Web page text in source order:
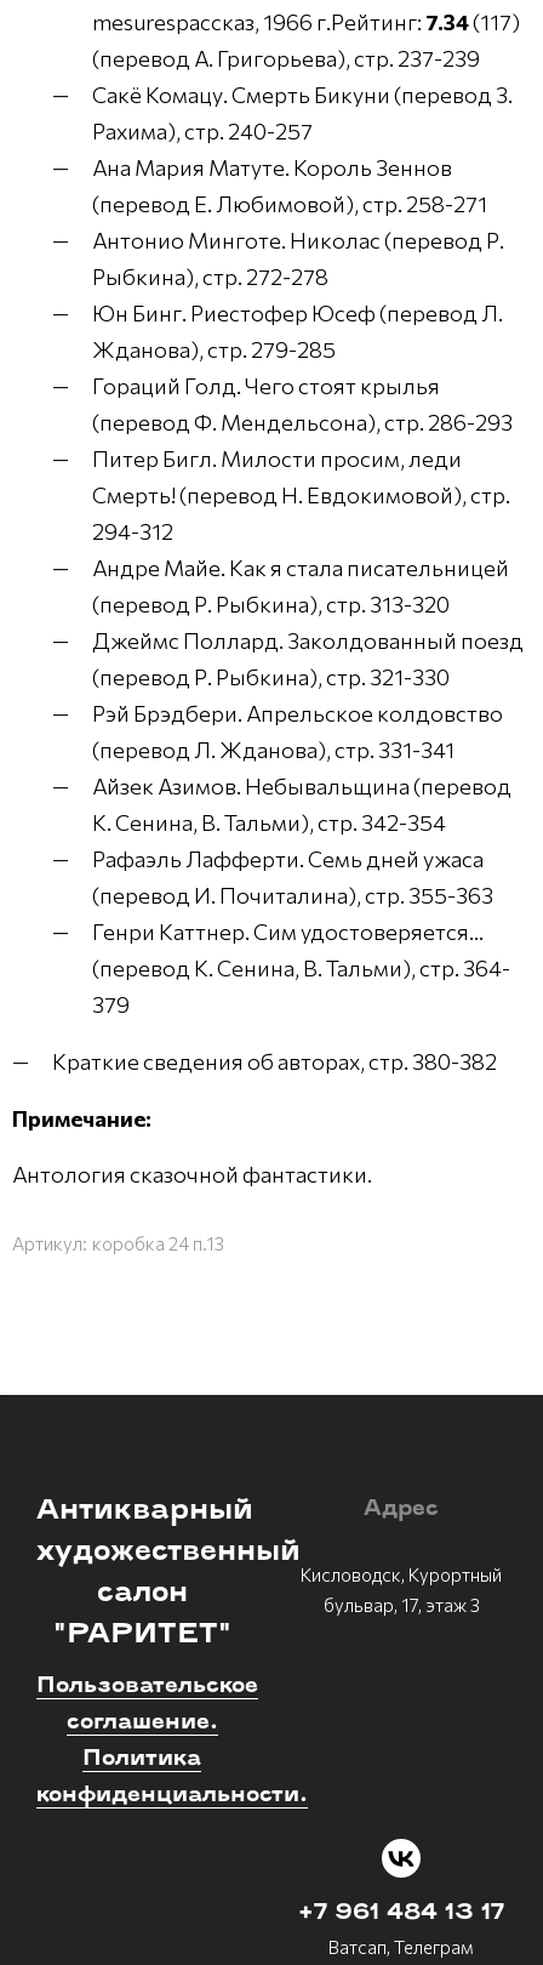
mesuresрассказ, 1966 г.Рейтинг: 7.34(117)
(перевод А. Григорьева), стр. 237-239
Сакё Комацу. Смерть Бикуни (перевод З.
Рахима), стр. 240-257
Ана Мария Матуте. Король Зеннов
(перевод Е. Любимовой), стр. 258-271
Антонио Минготе. Николас (перевод Р.
Рыбкина), стр. 272-278
Юн Бинг. Риестофер Юсеф (перевод Л.
Жданова), стр. 279-285
Гораций Голд. Чего стоят крылья
(перевод Ф. Мендельсона), стр. 286-293
Питер Бигл. Милости просим, леди
Смерть! (перевод Н. Евдокимовой), стр.
294-312
Андре Майе. Как я стала писательницей
(перевод Р. Рыбкина), стр. 313-320
Джеймс Поллард. Заколдованный поезд
(перевод Р. Рыбкина), стр. 321-330
Рэй Брэдбери. Апрельское колдовство
(перевод Л. Жданова), стр. 331-341
Айзек Азимов. Небывальщина (перевод
К. Сенина, В. Тальми), стр. 342-354
Рафаэль Лафферти. Семь дней ужаса
(перевод И. Почиталина), стр. 355-363
Генри Каттнер. Сим удостоверяется...
(перевод К. Сенина, В. Тальми), стр. 364-
379
Краткие сведения об авторах, стр. 380-382
Примечание:
Антология сказочной фантастики.
Артикул: коробка 24 п.13
Антикварный
художественный
салон
"РАРИТЕТ"
Пользовательское
соглашение.
Политика
конфиденциальности.
Адрес
Кисловодск, Курортный
бульвар, 17, этаж 3
+7 961 484 13 17
Ватсап, Телеграм